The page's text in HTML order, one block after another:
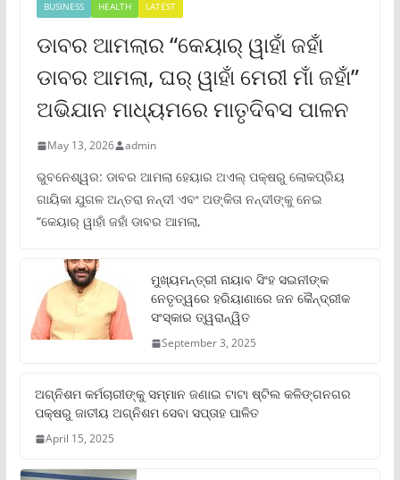
BUSINESS HEALTH LATEST
ଡାବର ଆମଲାର “କେୟାର୍ ୱାହାଁ ଜହାଁ
ଡାବର ଆମଲା, ଘର୍ ୱାହାଁ ମେରୀ ମାଁ ଜହାଁ”
ଅଭିଯାନ ମାଧ୍ୟମରେ ମାତୃଦିବସ ପାଳନ
May 13, 2026 admin
ଭୁବନେଶ୍ୱର: ଡାବର ଆମଲା ହେୟାର ଅଏଲ୍ ପକ୍ଷରୁ ଲୋକପ୍ରିୟ
ଗାୟିକା ଯୁଗଳ ଅନ୍ତରା ନନ୍ଦୀ ଏବଂ ଅଙ୍କିତା ନନ୍ଦୀଙ୍କୁ ନେଇ
“କେୟାର୍ ୱାହାଁ ଜହାଁ ଡାବର ଆମଲା,
ମୁଖ୍ୟମନ୍ତ୍ରୀ ନାୟାବ ସିଂହ ସଇନୀଙ୍କ
ନେତୃତ୍ୱରେ ହରିୟାଣାରେ ଜନ କୈନ୍ଦ୍ରୀକ
ସଂସ୍କାର ତ୍ୱରାନ୍ୱିତ
September 3, 2025
ଅଗ୍ନିଶମ କର୍ମଚାରୀଙ୍କୁ ସମ୍ମାନ ଜଣାଇ ଟାଟା ଷ୍ଟିଲ କଳିଙ୍ଗନଗର
ପକ୍ଷରୁ ଜାତୀୟ ଅଗ୍ନିଶମ ସେବା ସପ୍ତାହ ପାଳିତ
April 15, 2025